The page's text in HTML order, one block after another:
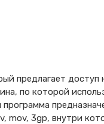
предлагает доступ
по которой
mov, 3gp, внутри